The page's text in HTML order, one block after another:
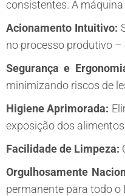
consistentes. A
Acionamento Intuitivo:
no processo produtivo
Segurança e
minimizando riscos de
Higiene Aprimorada:
exposição dos
Facilidade de Limpeza:
Orgulhosamente
permanente para todo o